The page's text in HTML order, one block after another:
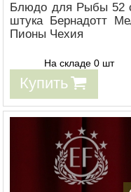
Блюдо для Рыбы 52
штука Бернадотт
Пионы Чехия
На складе 0 шт
Купить